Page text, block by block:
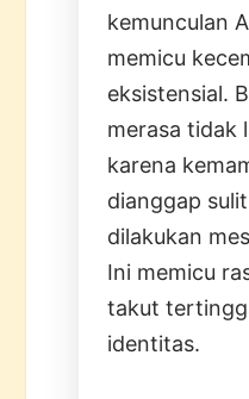
kemunculan
memicu
eksistensial.
merasa tidak
karena
dianggap
dilakukan
Ini memicu
takut
identitas.